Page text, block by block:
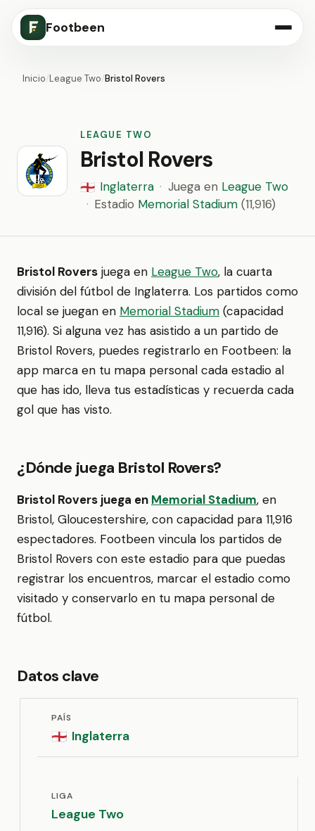
Footbeen
Inicio/League Two/Bristol Rovers
LEAGUE TWO
Bristol Rovers
🏴󠁧󠁢󠁥󠁮󠁧󠁿 Inglaterra · Juega en League Two
· Estadio Memorial Stadium (11,916)
Bristol Rovers juega en League Two, la cuarta
división del fútbol de Inglaterra. Los partidos como
local se juegan en Memorial Stadium (capacidad
11,916). Si alguna vez has asistido a un partido de
Bristol Rovers, puedes registrarlo en Footbeen: la
app marca en tu mapa personal cada estadio al
que has ido, lleva tus estadísticas y recuerda cada
gol que has visto.
¿Dónde juega Bristol Rovers?
Bristol Rovers juega en Memorial Stadium, en
Bristol, Gloucestershire, con capacidad para 11,916
espectadores. Footbeen vincula los partidos de
Bristol Rovers con este estadio para que puedas
registrar los encuentros, marcar el estadio como
visitado y conservarlo en tu mapa personal de
fútbol.
Datos clave
PAÍS
🏴󠁧󠁢󠁥󠁮󠁧󠁿 Inglaterra
LIGA
League Two